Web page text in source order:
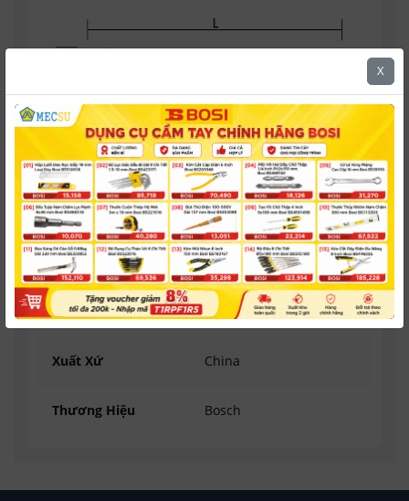
Hệ Kích Thước Met
Đường Kính Mũi 14 mm
Độ Sâu Khoét 50 mm
Xuất Xứ China
Thương Hiệu Bosch
X